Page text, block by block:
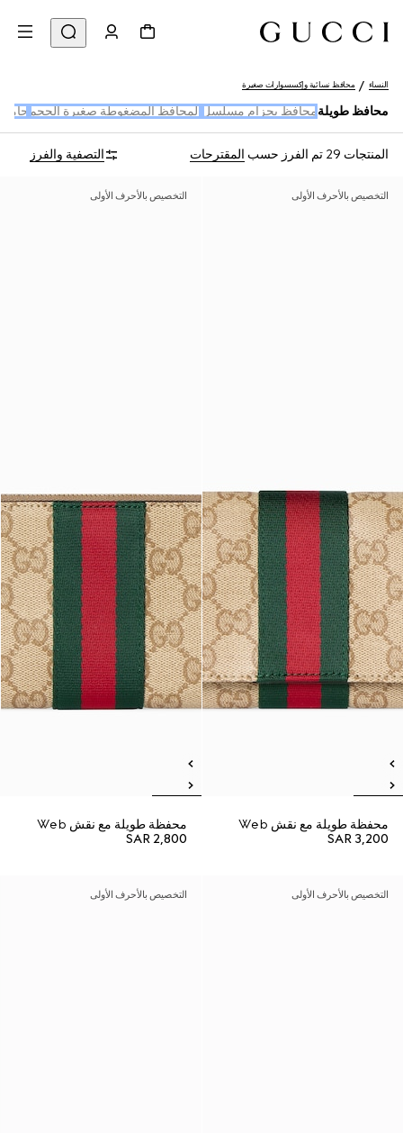
النساء محافظ نسائية وإكسسوارات صغيرة
محافظ طويلة محافظ بحزام مسلسل المحافظ المضغوطة صغيرة الحجم
المنتجات 29 تم الفرز حسب المقترحات التصفية والفرز
التخصيص بالأحرف الأولى
محفظة طويلة مع نقش Web
SAR 3,200
التخصيص بالأحرف الأولى
محفظة طويلة مع نقش Web
SAR 2,800
التخصيص بالأحرف الأولى التخصيص بالأحرف الأولى